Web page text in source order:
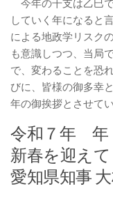
今年の干支は乙巳
していく年になると
による地政学リスク
も意識しつつ、当局
で、変わることを恐
びに、皆様の御多幸
年の御挨拶とさせて
令和７年
新春を迎えて
愛知県知事